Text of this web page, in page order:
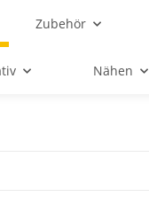
Zubehör
Nähen